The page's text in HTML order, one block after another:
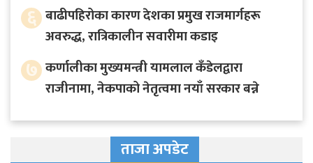
६ बाढीपहिरोका कारण देशका प्रमुख राजमार्गहरू
अवरुद्ध, रात्रिकालीन सवारीमा कडाइ
७ कर्णालीका मुख्यमन्त्री यामलाल कँडेलद्वारा
राजीनामा, नेकपाको नेतृत्वमा नयाँ सरकार बन्ने
ताजा अपडेट